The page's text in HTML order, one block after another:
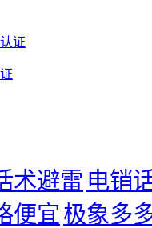
术避雷 电销
便宜 极象多